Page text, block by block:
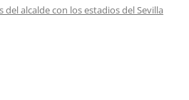
alcalde con los estadios del Sevilla